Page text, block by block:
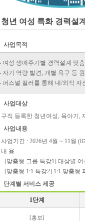
청년 여성 특화 경력설
사업목적
여성 생애주기별 경력설계 맞
자기 역량 발견, 개별 욕구 등
퍼스널 컬러를 통해 내/외적
사업대상
구직 등록한 청년여성, 육아기,
사업내용
사업기간 : 2026년 4월 ~ 11월 (8
내 용
- [맞춤형 그룹 특강1] 대상별
- [맞춤형 1:1 특강2] 1:1 맞춤형
단계별 서비스 제공
1단계
[홍보]